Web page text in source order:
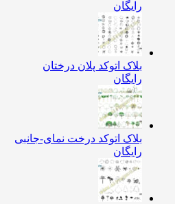
رایگان
بلاک اتوکد پلان درختان
رایگان
بلاک اتوکد درخت نمای-جانبی
رایگان